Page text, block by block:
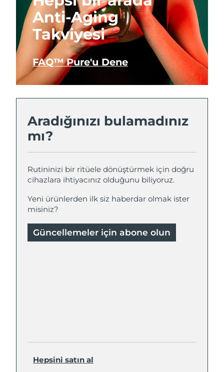
Anti-Aging
Takviyesi
FAQ™ Pure'u Dene
Aradığınızı bulamadınız
mı?
Rutininizi bir ritüele dönüştürmek için doğru
cihazlara ihtiyacınız olduğunu biliyoruz.
Yeni ürünlerden ilk siz haberdar olmak ister
misiniz?
Güncellemeler için abone olun
Hepsini satın al